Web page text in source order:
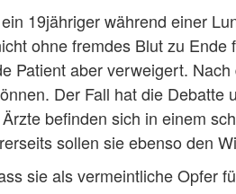
19jähriger während einer
ohne fremdes Blut zu
Patient aber verweigert.
Der Fall hat die Debatte
befinden sich in einem
sollen sie ebenso den
sie als vermeintliche Opfer